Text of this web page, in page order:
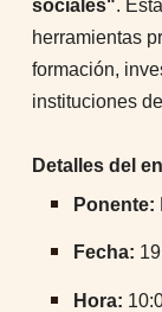
sociales".
herramientas
formación,
instituciones
Detalles del
Ponente:
Fecha:
Hora: